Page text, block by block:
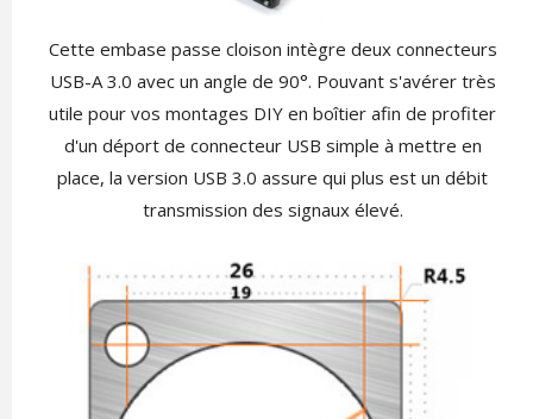
Cette embase passe cloison intègre deux connecteurs
USB-A 3.0 avec un angle de 90°. Pouvant s'avérer très
utile pour vos montages DIY en boîtier afin de profiter
d'un déport de connecteur USB simple à mettre en
place, la version USB 3.0 assure qui plus est un débit
transmission des signaux élevé.